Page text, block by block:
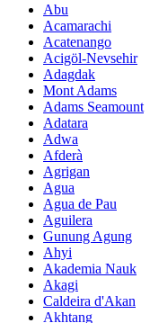
Abu
Acamarachi
Acatenango
Acigöl-Nevsehir
Adagdak
Mont Adams
Adams Seamount
Adatara
Adwa
Afderà
Agrigan
Agua
Agua de Pau
Aguilera
Gunung Agung
Ahyi
Akademia Nauk
Akagi
Caldeira d'Akan
Akhtang